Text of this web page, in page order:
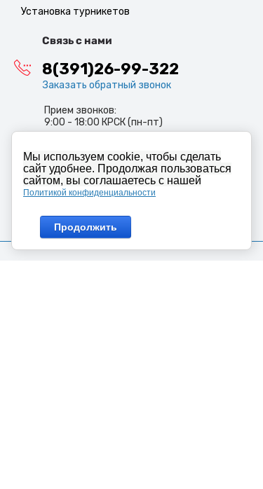
Установка турникетов
Связь с нами
8(391)26-99-322
Заказать обратный звонок
Прием звонков:
9:00 - 18:00 КРСК (пн-пт)
info@abiron.ru
Мы используем cookie, чтобы сделать
сайт удобнее. Продолжая пользоваться
сайтом, вы соглашаетесь с нашей
Политикой конфиденциальности
Продолжить